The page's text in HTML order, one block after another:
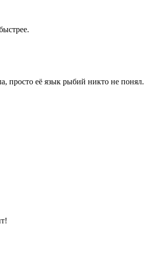
просто её язык рыбий никто не понял.